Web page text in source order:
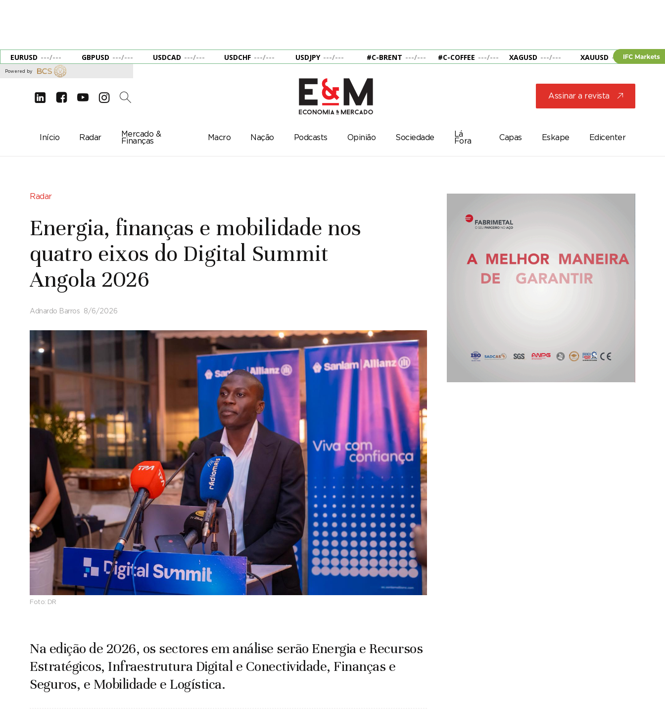
EURUSD ---/--- GBPUSD ---/--- USDCAD ---/--- USDCHF ---/--- USDJPY ---/--- #C-BRENT ---/--- #C-COFFEE ---/--- XAGUSD ---/--- XAUUSD --- ---
Powered by
d e g c 2 Assinar a revista j
Início Radar
Mercado &
Finanças
Macro Nação Podcasts Opinião Sociedade
Lá
Fora
Capas Eskape Edicenter
Radar
Energia, finanças e mobilidade nos
quatro eixos do Digital Summit
Angola 2026
Adnardo Barros 8/6/2026
Foto: DR
Na edição de 2026, os sectores em análise serão Energia e Recursos
Estratégicos, Infraestrutura Digital e Conectividade, Finanças e
Seguros, e Mobilidade e Logística.